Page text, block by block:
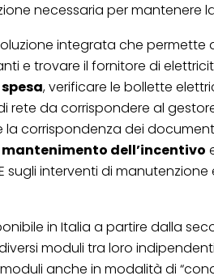
necessaria per mantenere
integrata che permette
e trovare il fornitore di
, verificare le bollette
rete da corrispondere al
la corrispondenza dei
mantenimento dell’incentivo
sugli interventi di
in Italia a partire dalla
moduli tra loro
anche in modalità di